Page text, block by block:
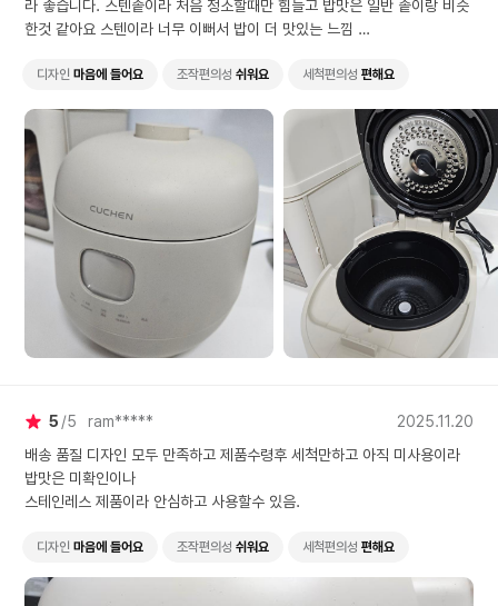
라 좋습니다. 스텐솥이라 처음 청소할때만 힘들고 밥맛은 일반 솥이랑 비슷
한것 같아요 스텐이라 너무 이뻐서 밥이 더 맛있는 느낌
하이마트AS도 가입하고 마음편히 오래 쓸게요!
디자인 마음에 들어요 조작편의성 쉬워요 세척편의성 편해요
5 5 ram*****
2025.11.20
배송 품질 디자인 모두 만족하고 제품수령후 세척만하고 아직 미사용이라
밥맛은 미확인이나
스테인레스 제품이라 안심하고 사용할수 있음.
디자인 마음에 들어요 조작편의성 쉬워요 세척편의성 편해요